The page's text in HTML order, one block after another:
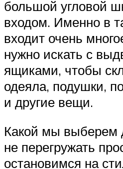
большой угловой
входом. Именно в
входит очень
нужно искать с
ящиками, чтобы
одеяла, подушки,
и другие вещи.
Какой мы выберем
не перегружать
остановимся на